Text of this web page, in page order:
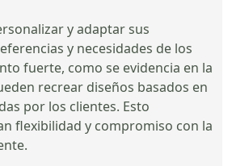
y adaptar sus
y necesidades de los
fuerte, como se evidencia en la
recrear diseños basados en
por los clientes. Esto
flexibilidad y compromiso con la